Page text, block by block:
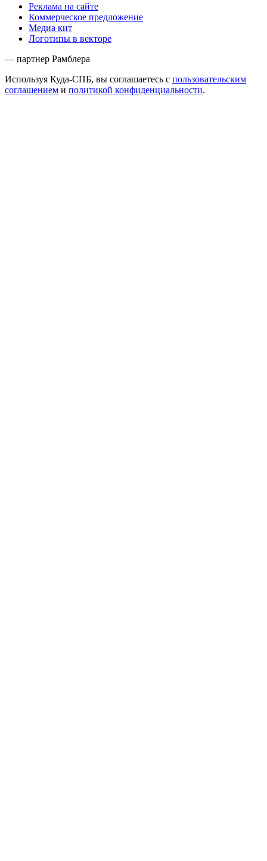
Реклама на сайте
Коммерческое предложение
Медиа кит
Логотипы в векторе
— партнер Рамблера
Используя Куда-СПБ, вы соглашаетесь с пользовательским
соглашением и политикой конфиденциальности.